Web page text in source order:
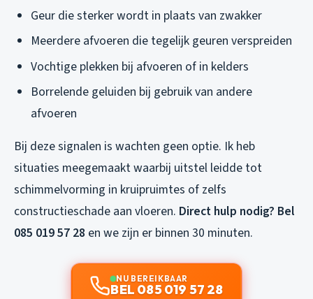
Geur die sterker wordt in plaats van zwakker
Meerdere afvoeren die tegelijk geuren verspreiden
Vochtige plekken bij afvoeren of in kelders
Borrelende geluiden bij gebruik van andere
afvoeren
Bij deze signalen is wachten geen optie. Ik heb
situaties meegemaakt waarbij uitstel leidde tot
schimmelvorming in kruipruimtes of zelfs
constructieschade aan vloeren. Direct hulp nodig? Bel
085 019 57 28 en we zijn er binnen 30 minuten.
NU BEREIKBAAR
BEL 085 019 57 28